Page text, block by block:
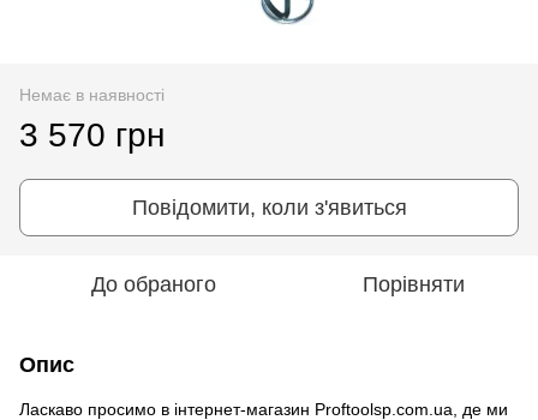
Немає в наявності
3 570 грн
Повідомити, коли з'явиться
До обраного Порівняти
Опис
Ласкаво просимо в інтернет-магазин Proftoolsp.com.ua, де ми